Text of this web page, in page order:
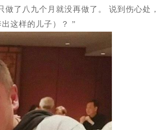
了八九个月就没再做了。 说到伤心处，
这样的儿子）？ ”